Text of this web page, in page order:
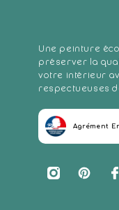
Une peinture
préserver la
votre intérieur
respectueuses
Agrément
InstagramPinterest